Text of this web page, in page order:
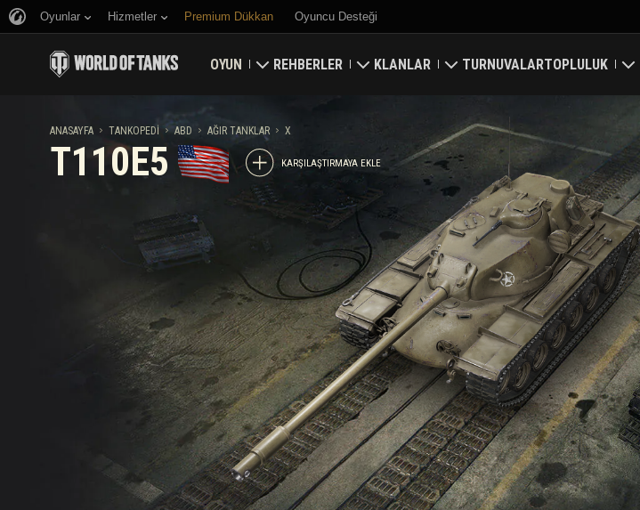
Oyunlar Hizmetler Premium Dükkan Oyuncu Desteği
OYUN
Bonus Kodları Alın
Haberler
Reytingler
Güncellemeler
Tankopedi
Müzik
REHBERLER
Genel Rehber
Oyun Ekonomisi
Hesap Güvenliği
Başarılar
Adil Oyun Politikası
Wargaming.net Game Center
Twitch Ganimetleri Rehberi
KLANLAR
Dünya Haritası
Klan Reytingleri
TURNUVALARTOPLULUK
Oyuncu Ara
Arkadaş Öner
Discord
Mod Merkezi
Medya
ANASAYFA TANKOPEDI ABD AĞIR TANKLAR X
T110E5 KARŞILAŞTIRMAYA EKLE